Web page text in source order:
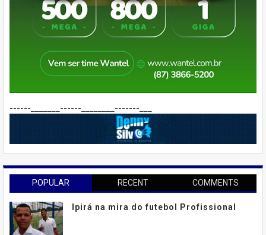
------_______------________-------___
POPULAR RECENT COMMENTS
Ipirá na mira do futebol Profissional